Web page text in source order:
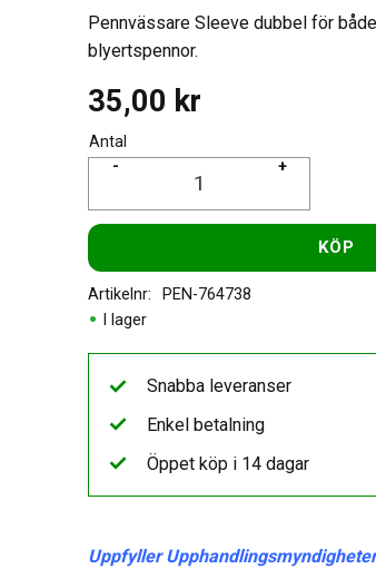
Pennvässare Sleeve dubbel för
blyertspennor.
35,00 kr
Antal
+
-
KÖP
I lager
Artikelnr PEN-764738
Uppfyller
Snabba leveranser
Enkel betalning
Öppet köp i 14 dagar